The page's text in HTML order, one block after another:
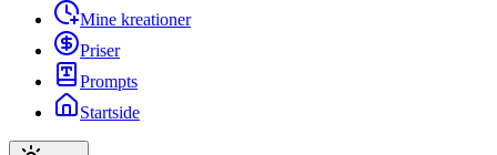
Mine kreationer
Priser
Prompts
Startside